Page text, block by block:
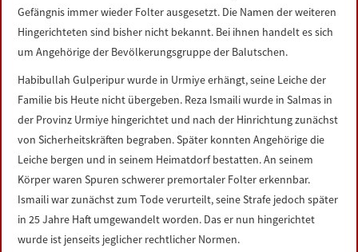
Gefängnis immer wieder Folter ausgesetzt. Die Namen der weiteren
Hingerichteten sind bisher nicht bekannt. Bei ihnen handelt es sich
um Angehörige der Bevölkerungsgruppe der Balutschen.
Habibullah Gulperipur wurde in Urmiye erhängt, seine Leiche der
Familie bis Heute nicht übergeben. Reza Ismaili wurde in Salmas in
der Provinz Urmiye hingerichtet und nach der Hinrichtung zunächst
von Sicherheitskräften begraben. Später konnten Angehörige die
Leiche bergen und in seinem Heimatdorf bestatten. An seinem
Körper waren Spuren schwerer premortaler Folter erkennbar.
Ismaili war zunächst zum Tode verurteilt, seine Strafe jedoch später
in 25 Jahre Haft umgewandelt worden. Das er nun hingerichtet
wurde ist jenseits jeglicher rechtlicher Normen.